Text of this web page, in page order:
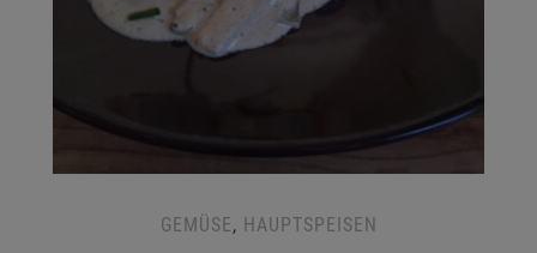
GEMÜSE, HAUPTSPEISEN